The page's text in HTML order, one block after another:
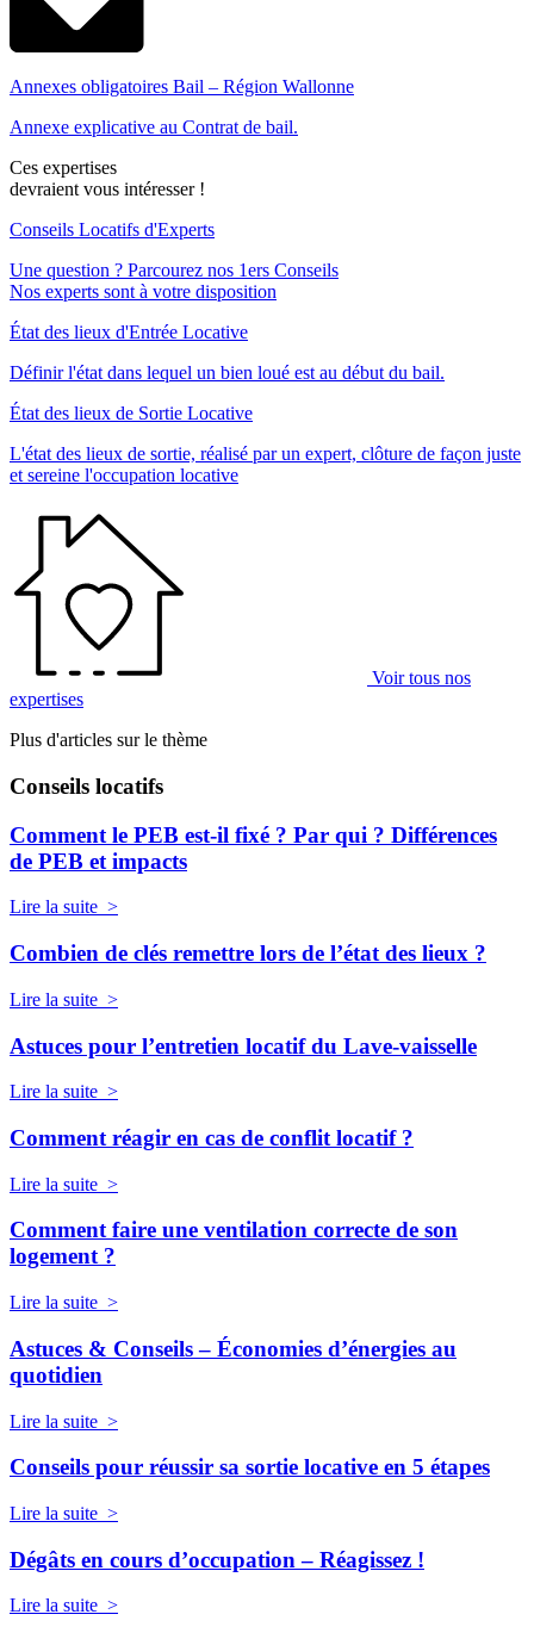
Annexes obligatoires Bail – Région Wallonne
Annexe explicative au Contrat de bail.
Ces expertises
devraient vous intéresser !
Conseils Locatifs d'Experts
Une question ? Parcourez nos 1ers Conseils
Nos experts sont à votre disposition
État des lieux d'Entrée Locative
Définir l'état dans lequel un bien loué est au début du bail.
État des lieux de Sortie Locative
L'état des lieux de sortie, réalisé par un expert, clôture de façon juste
et sereine l'occupation locative
Voir tous nos
expertises
Plus d'articles sur le thème
Conseils locatifs
Comment le PEB est-il fixé ? Par qui ? Différences
de PEB et impacts
Lire la suite >
Combien de clés remettre lors de l’état des lieux ?
Lire la suite >
Astuces pour l’entretien locatif du Lave-vaisselle
Lire la suite >
Comment réagir en cas de conflit locatif ?
Lire la suite >
Comment faire une ventilation correcte de son
logement ?
Lire la suite >
Astuces & Conseils – Économies d’énergies au
quotidien
Lire la suite >
Conseils pour réussir sa sortie locative en 5 étapes
Lire la suite >
Dégâts en cours d’occupation – Réagissez !
Lire la suite >